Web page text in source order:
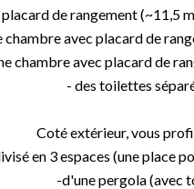
de rangement (~11,5
chambre avec placard de
chambre avec placard de
- des toilettes
Coté extérieur, vous
en 3 espaces (une place
-d'une pergola (avec